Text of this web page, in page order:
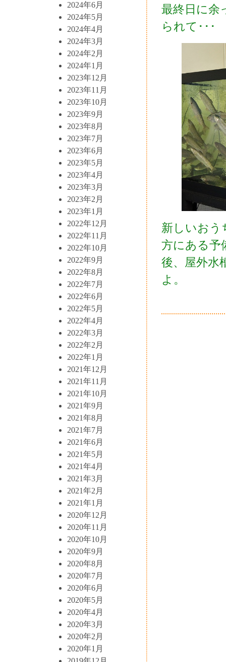
2024年6月
2024年5月
2024年4月
2024年3月
2024年2月
2024年1月
2023年12月
2023年11月
2023年10月
2023年9月
2023年8月
2023年7月
2023年6月
2023年5月
2023年4月
2023年3月
2023年2月
2023年1月
2022年12月
2022年11月
2022年10月
2022年9月
2022年8月
2022年7月
2022年6月
2022年5月
2022年4月
2022年3月
2022年2月
2022年1月
2021年12月
2021年11月
2021年10月
2021年9月
2021年8月
2021年7月
2021年6月
2021年5月
2021年4月
2021年3月
2021年2月
2021年1月
2020年12月
2020年11月
2020年10月
2020年9月
2020年8月
2020年7月
2020年6月
2020年5月
2020年4月
2020年3月
2020年2月
2020年1月
最終日に余
られて･･･
新しいおう
方にある予
後、屋外水
よ。